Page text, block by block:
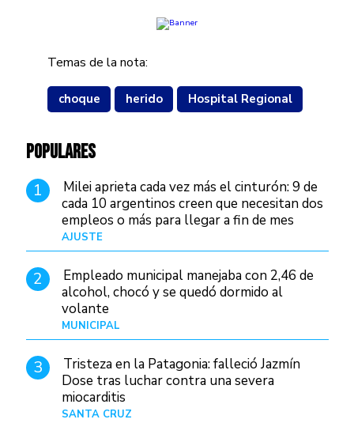
Temas de la nota:
choque herido Hospital Regional
POPULARES
1
Milei aprieta cada vez más el cinturón: 9 de
cada 10 argentinos creen que necesitan dos
empleos o más para llegar a fin de mes
AJUSTE
2
Empleado municipal manejaba con 2,46 de
alcohol, chocó y se quedó dormido al
volante
MUNICIPAL
3
Tristeza en la Patagonia: falleció Jazmín
Dose tras luchar contra una severa
miocarditis
SANTA CRUZ